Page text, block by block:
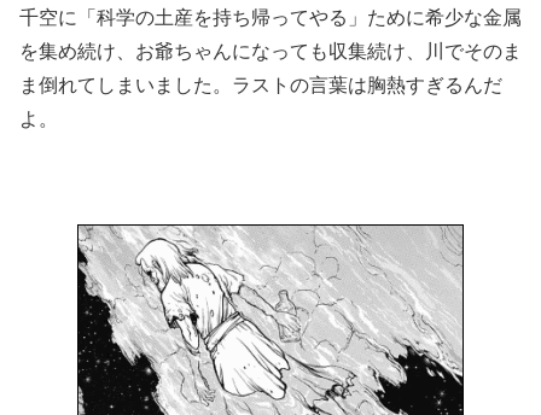
千空に「科学の土産を持ち帰ってやる」ために希少な金属
を集め続け、お爺ちゃんになっても収集続け、川でそのま
ま倒れてしまいました。ラストの言葉は胸熱すぎるんだ
よ。